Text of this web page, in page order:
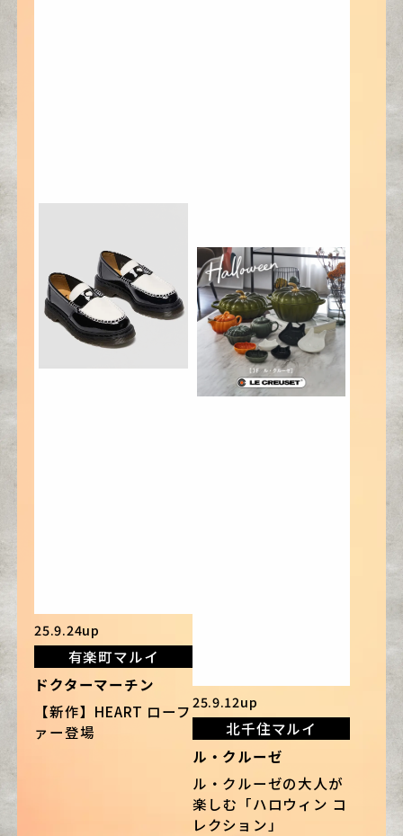
25.9.24up
有楽町マルイ
ドクターマーチン
【新作】HEART ローフ
ァー登場
25.9.12up
北千住マルイ
ル・クルーゼ
ル・クルーゼの大人が
楽しむ「ハロウィン コ
レクション」